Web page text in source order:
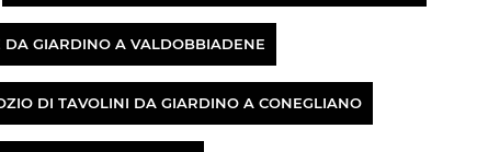
DA GIARDINO A VALDOBBIADENE
DI TAVOLINI DA GIARDINO A CONEGLIANO